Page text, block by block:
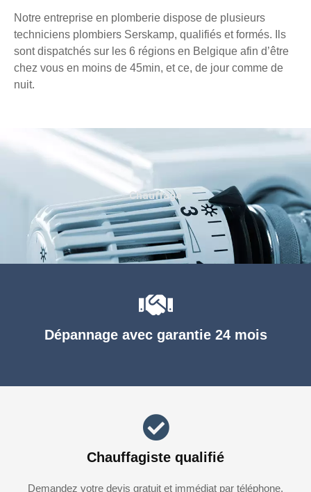
Notre entreprise en plomberie dispose de plusieurs
techniciens plombiers Serskamp, qualifiés et formés. Ils
sont dispatchés sur les 6 régions en Belgique afin d’être
chez vous en moins de 45min, et ce, de jour comme de
nuit.
Dépannage avec garantie 24 mois
Chauffagiste qualifié
Demandez votre devis gratuit et immédiat par téléphone,
Chauffage